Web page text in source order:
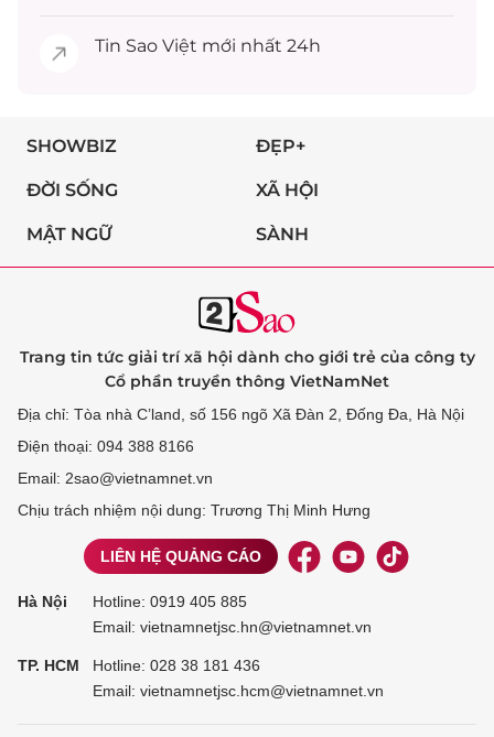
Tin Sao Việt mới nhất 24h
SHOWBIZ ĐẸP+
ĐỜI SỐNG XÃ HỘI
MẬT NGỮ SÀNH
Trang tin tức giải trí xã hội dành cho giới trẻ của công ty
Cổ phần truyền thông VietNamNet
Địa chỉ: Tòa nhà C’land, số 156 ngõ Xã Đàn 2, Đống Đa, Hà Nội
Điện thoại: 094 388 8166
Email: 2sao@vietnamnet.vn
Chịu trách nhiệm nội dung: Trương Thị Minh Hưng
LIÊN HỆ QUẢNG CÁO
Hà Nội Hotline: 0919 405 885
Email: vietnamnetjsc.hn@vietnamnet.vn
TP. HCM Hotline: 028 38 181 436
Email: vietnamnetjsc.hcm@vietnamnet.vn